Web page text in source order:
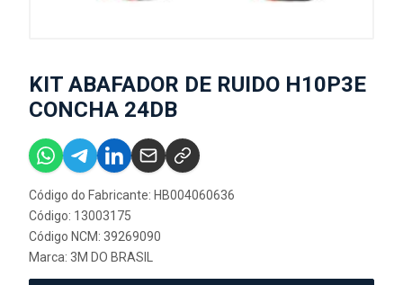
KIT ABAFADOR DE RUIDO H10P3E
CONCHA 24DB
Código do Fabricante: HB004060636
Código: 13003175
Código NCM: 39269090
Marca: 3M DO BRASIL